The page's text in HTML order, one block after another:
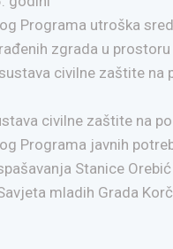
Programa utroška
zgrada u
civilne zaštite na
civilne zaštite na
Programa javnih
Stanice
mladih Grada